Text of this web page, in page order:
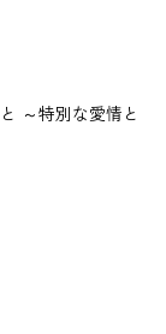
～特別な愛情と